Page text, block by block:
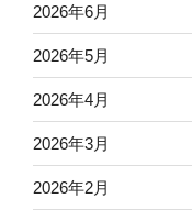
2026年6月
2026年5月
2026年4月
2026年3月
2026年2月